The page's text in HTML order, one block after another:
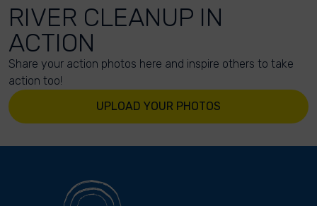
RIVER CLEANUP IN
ACTION
Share your action photos here and inspire others to take
action too!
UPLOAD YOUR PHOTOS